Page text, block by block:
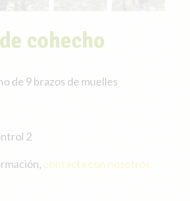
cohecho
de 9 brazos de muelles
2
contacta con nosotros.